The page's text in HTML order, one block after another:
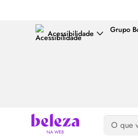
Acessibilidade Grupo